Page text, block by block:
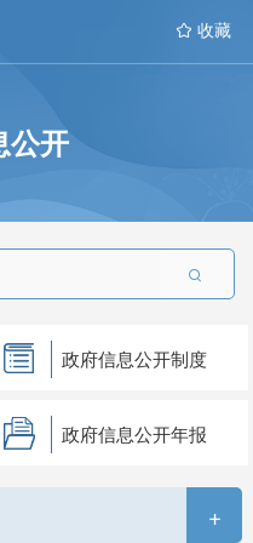
 收藏
公开

政府信息公开制度
政府信息公开年报
+